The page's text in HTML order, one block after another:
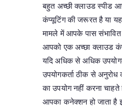
बहुत अच्छी क्लाउड स्पीड
कंप्यूटिंग की जरूरत है या
मामले में आपके पास
आपको एक अच्छा क्लाउड
यदि अधिक से अधिक
उपयोगकर्ता ठीक से
का उपयोग नहीं करना
आपका कनेक्शन हो जाता है